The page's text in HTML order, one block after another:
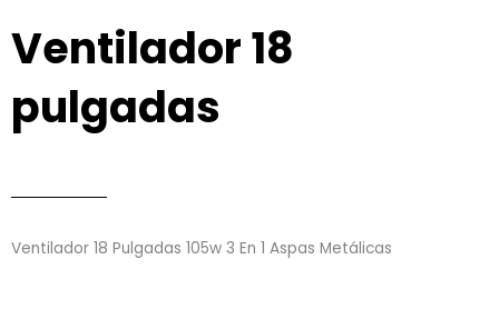
Ventilador 18
pulgadas
Ventilador 18 Pulgadas 105w 3 En 1 Aspas Metálicas